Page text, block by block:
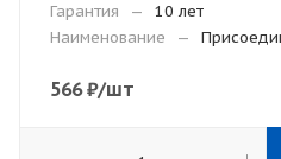
Гарантия
—
10 лет
Наименование
—
566₽/шт